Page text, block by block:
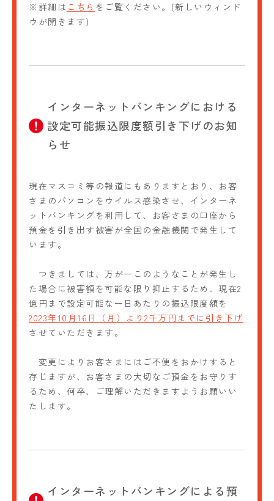
※詳細は こちら をご覧ください。(新しいウィンド
ウが開きます)
インターネットバンキングにおける
設定可能振込限度額引き下げのお知
らせ
現在マスコミ等の報道にもありますとおり、お客
さまのパソコンをウイルス感染させ、インターネ
ットバンキングを利用して、お客さまの口座から
預金を引き出す被害が全国の金融機関で発生して
います。
つきましては、万が一このようなことが発生し
た場合に被害額を可能な限り抑止するため、現在2
億円まで設定可能な一日あたりの振込限度額を
2023年10月16日（月）より2千万円までに引き下げ
させていただきます。
変更によりお客さまにはご不便をおかけすると
存じますが、お客さまの大切なご預金をお守りす
るため、何卒、ご理解いただきますようお願いい
たします。
インターネットバンキングによる預